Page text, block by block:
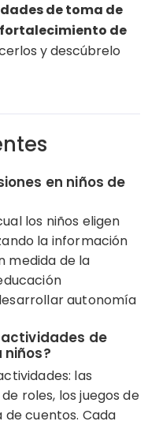
de toma de
fortalecimiento de
y descúbrelo
en niños de
los niños eligen
la información
medida de la
autonomía
de
las
roles, los juegos de
cuentos. Cada